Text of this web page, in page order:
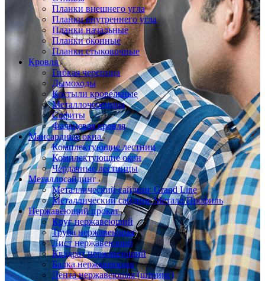
Планки внешнего угла
Планки внутреннего угла
Планки начальные
Планки оконные
Планки стыковочные
Кровля
Гибкая черепица
Дымоходы
Костыли кровельные
Металлочерепица
Софиты
Фальцевая кровля
Мансардные окна
Комплектующие лестниц
Комплектующие окон
Чердачные лестницы
Металлосайдинг
Металлический сайдинг Grand Line
Металлический сайдинг Металл Профиль
Нержавеющий прокат
Круг нержавеющий
Труба нержавеющая
Лист нержавеющий
Квадрат нержавеющий
Балка нержавеющая
Лента нержавеющая (штрипс)